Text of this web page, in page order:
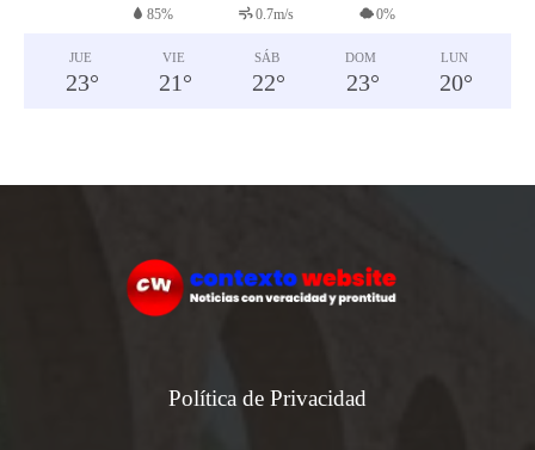
85% 0.7m/s 0%
JUE
23°
VIE
21 °
SÁB
22°
DOM
23°
LUN
20°
Política de Privacidad